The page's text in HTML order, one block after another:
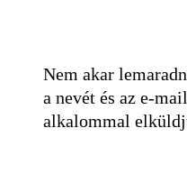
Nem akar
a nevét és az e-
alkalommal